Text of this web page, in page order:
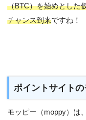
（BTC）を始めとした
チャンス到来ですね！
ポイントサイト
モッピー（moppy）は、